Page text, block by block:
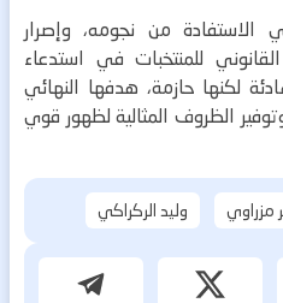
الاستفادة من نجومه، وإصرار
للمنتخبات في استدعاء
لكنها حازمة، هدفها النهائي
الظروف المثالية لظهور قوي
مزراوي وليد الركراكي